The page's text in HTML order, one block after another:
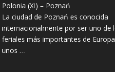
Polonia (XI) – Poznań
La ciudad de Poznań es conocida
internacionalmente por ser uno de
feriales más importantes de
unos …